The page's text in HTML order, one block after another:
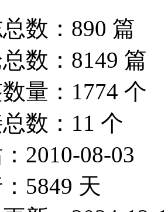
总数：890 篇
数：8149 篇
量：1774 个
数：11 个
2010-08-03
5849 天